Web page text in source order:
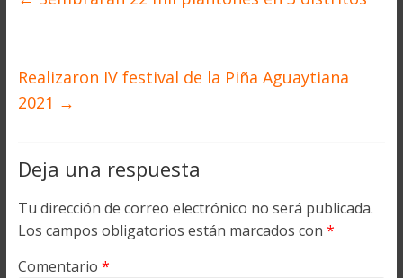
Realizaron IV festival de la Piña Aguaytiana
2021 →
Deja una respuesta
Tu dirección de correo electrónico no será publicada.
Los campos obligatorios están marcados con *
Comentario *